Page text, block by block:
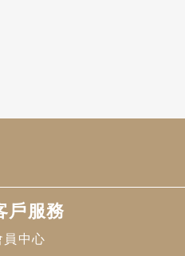
戶服務
員中心